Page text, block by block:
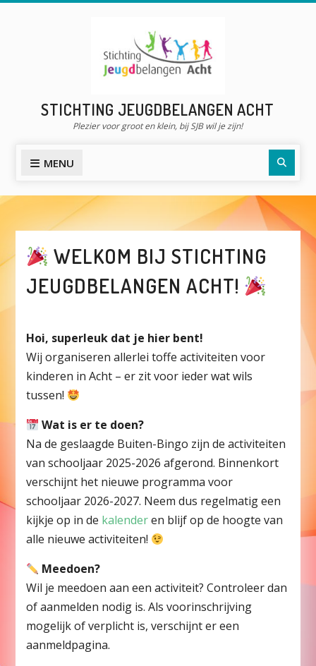
STICHTING JEUGDBELANGEN ACHT
Plezier voor groot en klein, bij SJB wil je zijn!
MENU
WELKOM BIJ STICHTING
JEUGDBELANGEN ACHT!
Hoi, superleuk dat je hier bent!
Wij organiseren allerlei toffe activiteiten voor
kinderen in Acht – er zit voor ieder wat wils
tussen!
Wat is er te doen?
Na de geslaagde Buiten-Bingo zijn de activiteiten
van schooljaar 2025-2026 afgerond. Binnenkort
verschijnt het nieuwe programma voor
schooljaar 2026-2027. Neem dus regelmatig een
kijkje op in de kalenderen blijf op de hoogte van
alle nieuwe activiteiten!
Meedoen?
Wil je meedoen aan een activiteit? Controleer dan
of aanmelden nodig is. Als voorinschrijving
mogelijk of verplicht is, verschijnt er een
aanmeldpagina.